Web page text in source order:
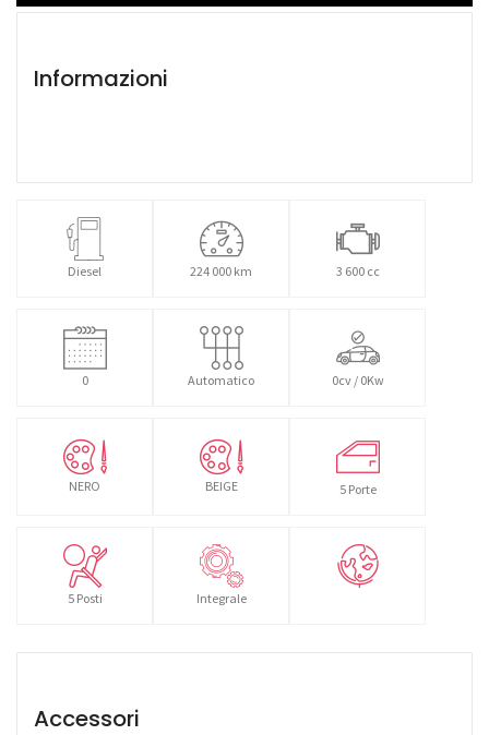
Informazioni
Diesel 224 000 km 3 600 cc
0 Automatico 0cv / 0Kw
NERO BEIGE 5 Porte
5 Posti Integrale
Accessori